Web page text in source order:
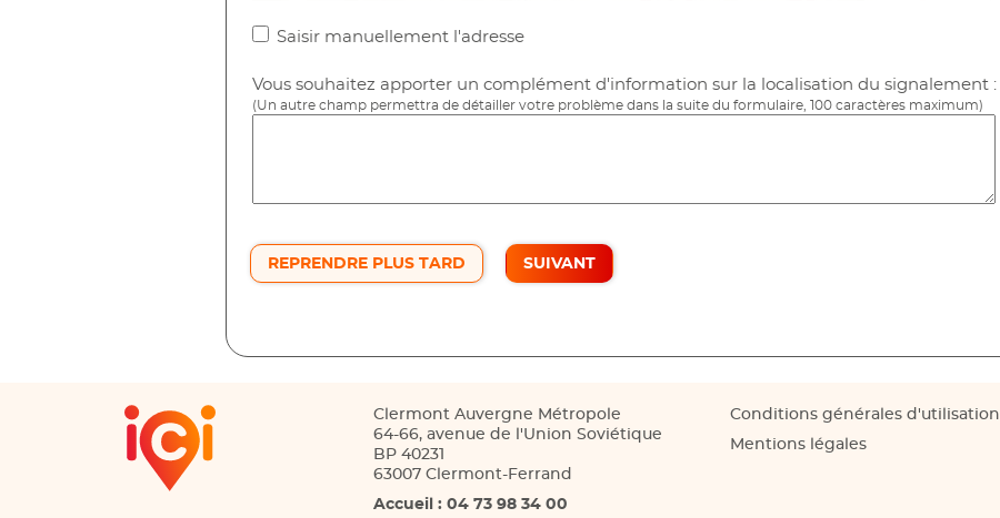
Saisir manuellement l'adresse
Vous souhaitez apporter un complément d'information sur la localisation du signalement :
(Un autre champ permettra de détailler votre problème dans la suite du formulaire, 100 caractères maximum)
SUIVANT
REPRENDRE PLUS TARD
Clermont Auvergne Métropole
64-66, avenue de l'Union Soviétique
BP 40231
63007 Clermont-Ferrand
Accueil : 04 73 98 34 00
Conditions générales d'utilisation
Mentions légales